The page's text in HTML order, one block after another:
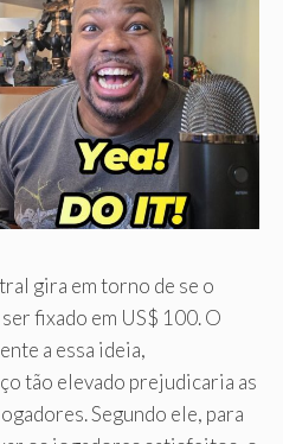
gira em torno de se o
fixado em US$ 100. O
a essa ideia,
tão elevado prejudicaria as
Segundo ele, para